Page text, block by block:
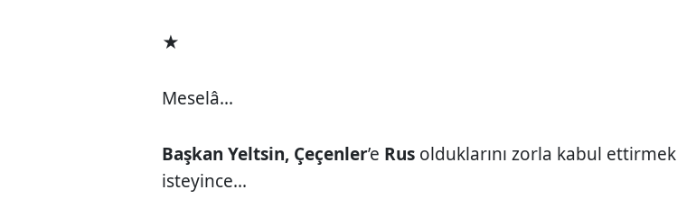
★
Meselâ...
Başkan Yeltsin, Çeçenler’e Rus olduklarını zorla kabul ettirmek
isteyince...